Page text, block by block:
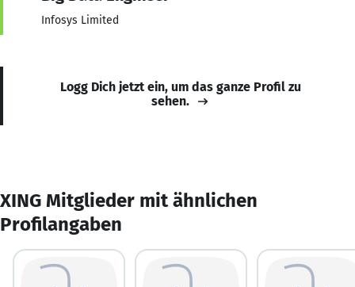
Infosys Limited
Logg Dich jetzt ein, um das ganze Profil zu
sehen.
XING Mitglieder mit ähnlichen
Profilangaben